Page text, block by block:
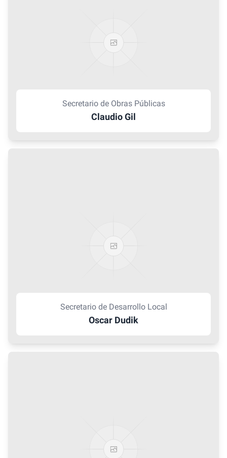
Secretario de Obras Públicas
Claudio Gil
Secretario de Desarrollo Local
Oscar Dudik